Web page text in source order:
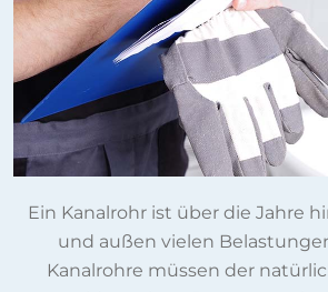
Ein Kanalrohr ist über die Jahre
und außen vielen
Kanalrohre müssen der